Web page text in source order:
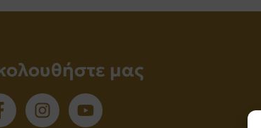
μας